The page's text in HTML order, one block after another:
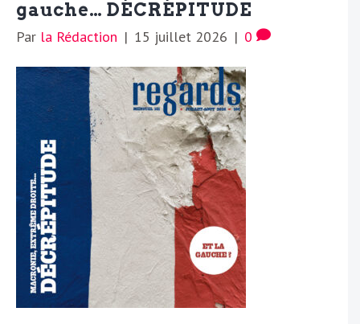
gauche… DÉCRÉPITUDE
Par la Rédaction | 15 juillet 2026 | 0